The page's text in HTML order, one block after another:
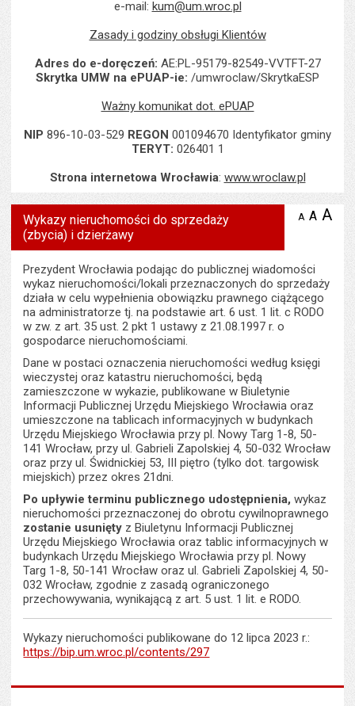
e-mail: kum@um.wroc.pl
Zasady i godziny obsługi Klientów
Adres do e-doręczeń: AE:PL-95179-82549-VVTFT-27
Skrytka UMW na ePUAP-ie: /umwroclaw/SkrytkaESP
Ważny komunikat dot. ePUAP
NIP 896-10-03-529 REGON 001094670 Identyfikator gminy
TERYT: 026401 1
Strona internetowa Wrocławia: www.wroclaw.pl
Wykazy nieruchomości do sprzedaży
(zbycia) i dzierżawy
A zmniejsz
A A
Prezydent Wrocławia podając do publicznej wiadomości
wykaz nieruchomości/lokali przeznaczonych do sprzedaży
działa w celu wypełnienia obowiązku prawnego ciążącego
na administratorze tj. na podstawie art. 6 ust. 1 lit. c RODO
w zw. z art. 35 ust. 2 pkt 1 ustawy z 21.08.1997 r. o
gospodarce nieruchomościami.
Dane w postaci oznaczenia nieruchomości według księgi
wieczystej oraz katastru nieruchomości, będą
zamieszczone w wykazie, publikowane w Biuletynie
Informacji Publicznej Urzędu Miejskiego Wrocławia oraz
umieszczone na tablicach informacyjnych w budynkach
Urzędu Miejskiego Wrocławia przy pl. Nowy Targ 1-8, 50-
141 Wrocław, przy ul. Gabrieli Zapolskiej 4, 50-032 Wrocław
oraz przy ul. Świdnickiej 53, III piętro (tylko dot. targowisk
miejskich) przez okres 21dni.
Po upływie terminu publicznego udostępnienia, wykaz
nieruchomości przeznaczonej do obrotu cywilnoprawnego
zostanie usunięty z Biuletynu Informacji Publicznej
Urzędu Miejskiego Wrocławia oraz tablic informacyjnych w
budynkach Urzędu Miejskiego Wrocławia przy pl. Nowy
Targ 1-8, 50-141 Wrocław oraz ul. Gabrieli Zapolskiej 4, 50-
032 Wrocław, zgodnie z zasadą ograniczonego
przechowywania, wynikającą z art. 5 ust. 1 lit. e RODO.
Wykazy nieruchomości publikowane do 12 lipca 2023 r.:
https://bip.um.wroc.pl/contents/297